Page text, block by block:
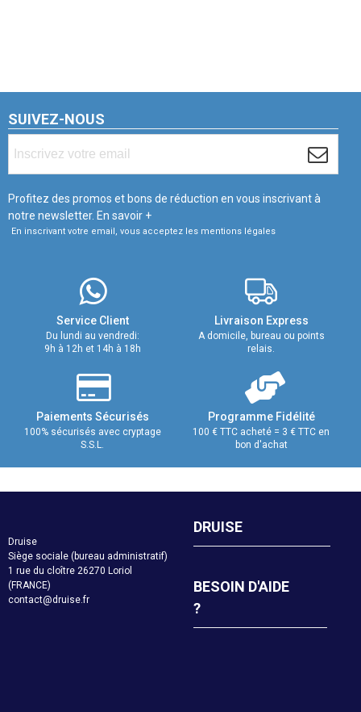
SUIVEZ-NOUS
Profitez des promos et bons de réduction en vous inscrivant à
notre newsletter. En savoir +
En inscrivant votre email, vous acceptez les mentions légales
Service Client
Du lundi au vendredi:
9h à 12h et 14h à 18h
Livraison Express
A domicile, bureau ou points
relais.
Paiements Sécurisés
100% sécurisés avec cryptage
S.S.L.
Programme Fidélité
100 € TTC acheté = 3 € TTC en
bon d'achat
Druise
Siège sociale (bureau administratif)
1 rue du cloître 26270 Loriol
(FRANCE)
contact@druise.fr
DRUISE
BESOIN D'AIDE
?